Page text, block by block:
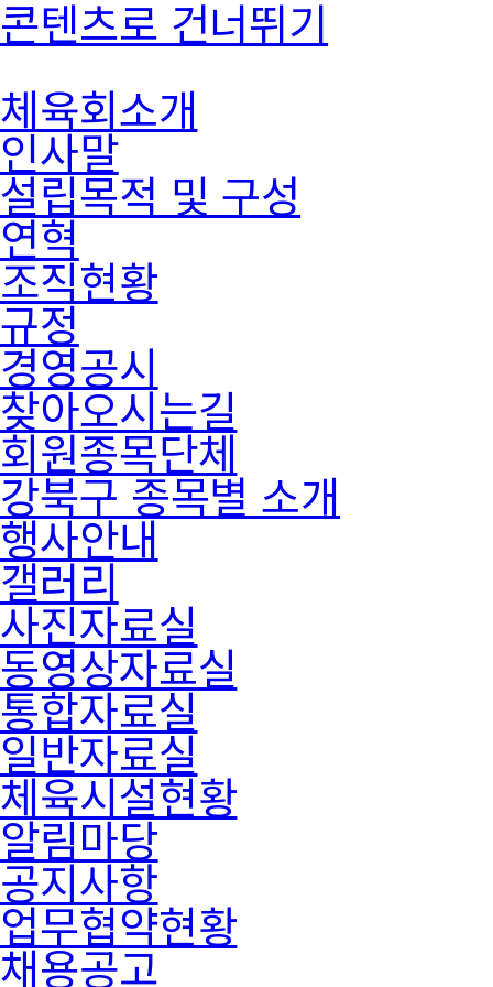
콘텐츠로 건너뛰기
체육회소개
인사말
설립목적 및 구성
연혁
조직현황
규정
경영공시
찾아오시는길
회원종목단체
강북구 종목별 소개
행사안내
갤러리
사진자료실
동영상자료실
통합자료실
일반자료실
체육시설현황
알림마당
공지사항
업무협약현황
채용공고